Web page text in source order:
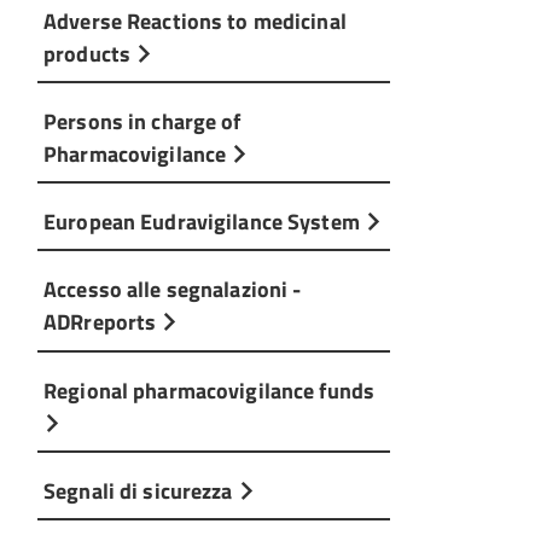
Adverse Reactions to medicinal
products
Persons in charge of
Pharmacovigilance
European Eudravigilance System
Accesso alle segnalazioni -
ADRreports
Regional pharmacovigilance funds
Segnali di sicurezza